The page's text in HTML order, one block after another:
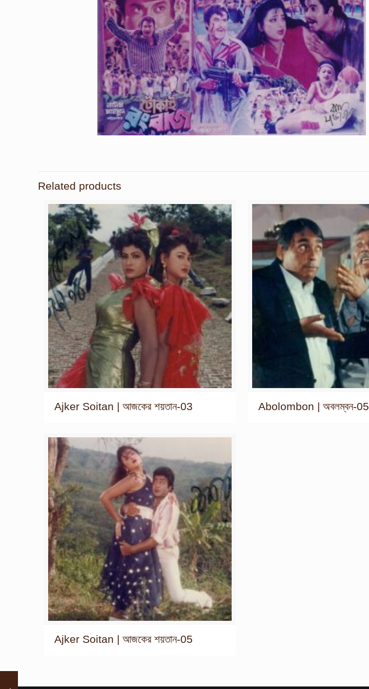
Related products
Ajker Soitan | আজকের শয়তান-03 Abolombon | অবলম্বন-05
Ajker Soitan | আজকের শয়তান-05